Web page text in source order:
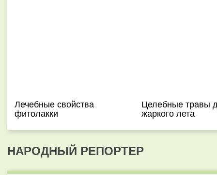
Лечебные свойства
фитолакки
Целебные травы
жаркого лета
НАРОДНЫЙ РЕПОРТЕР